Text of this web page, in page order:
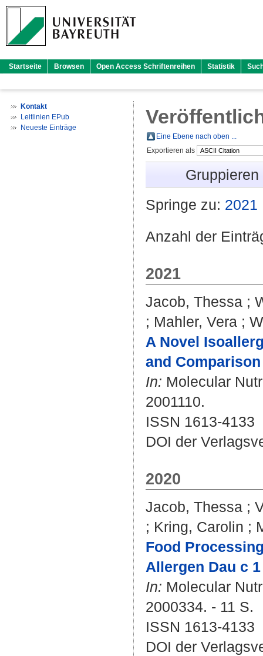
Startseite Browsen Open Access Schriftenreihen Statistik
Kontakt
Leitlinien EPub
Neueste Einträge
Eine Ebene nach oben ...
Exportieren als
Springe zu: 2021
Anzahl der
2021
Jacob, Thessa ;
; Mahler, Vera ;
A Novel
and
In: Molecular
2001110.
ISSN 1613-4133
DOI der
2020
Jacob, Thessa ;
; Kring, Carolin ;
Food
Allergen Dau c
In: Molecular
2000334. - 11 S.
ISSN 1613-4133
DOI der